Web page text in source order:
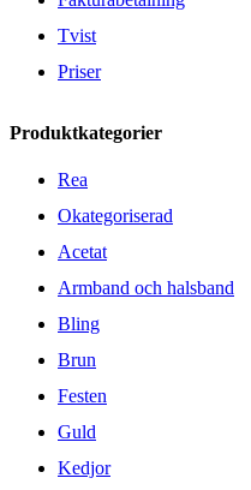
Tvist
Priser
Produktkategorier
Rea
Okategoriserad
Acetat
Armband och halsband
Bling
Brun
Festen
Guld
Kedjor